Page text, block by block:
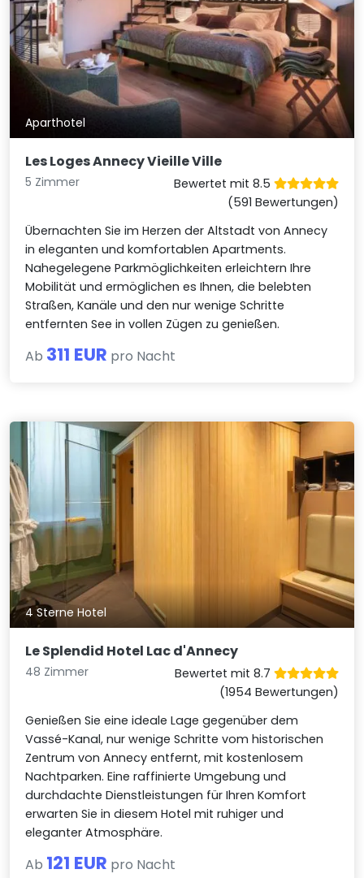
Aparthotel
Les Loges Annecy Vieille Ville
5 Zimmer
Bewertet mit 8.5
(591 Bewertungen)
Übernachten Sie im Herzen der Altstadt von Annecy
in eleganten und komfortablen Apartments.
Nahegelegene Parkmöglichkeiten erleichtern Ihre
Mobilität und ermöglichen es Ihnen, die belebten
Straßen, Kanäle und den nur wenige Schritte
entfernten See in vollen Zügen zu genießen.
Ab 311 EUR pro Nacht
4 Sterne Hotel
Le Splendid Hotel Lac d'Annecy
48 Zimmer
Bewertet mit 8.7
(1954 Bewertungen)
Genießen Sie eine ideale Lage gegenüber dem
Vassé-Kanal, nur wenige Schritte vom historischen
Zentrum von Annecy entfernt, mit kostenlosem
Nachtparken. Eine raffinierte Umgebung und
durchdachte Dienstleistungen für Ihren Komfort
erwarten Sie in diesem Hotel mit ruhiger und
eleganter Atmosphäre.
Ab 121 EUR pro Nacht